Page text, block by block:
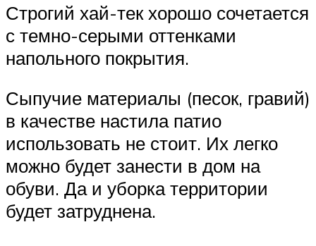
Строгий хай-тек хорошо сочетается
с темно-серыми оттенками
напольного покрытия.
Сыпучие материалы (песок, гравий)
в качестве настила патио
использовать не стоит. Их легко
можно будет занести в дом на
обуви. Да и уборка территории
будет затруднена.